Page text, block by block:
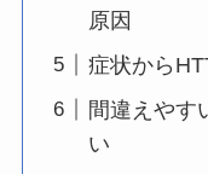
原因
症状から
間違えやす
い